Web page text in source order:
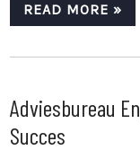
READ MORE »
Adviesbureau
Succes